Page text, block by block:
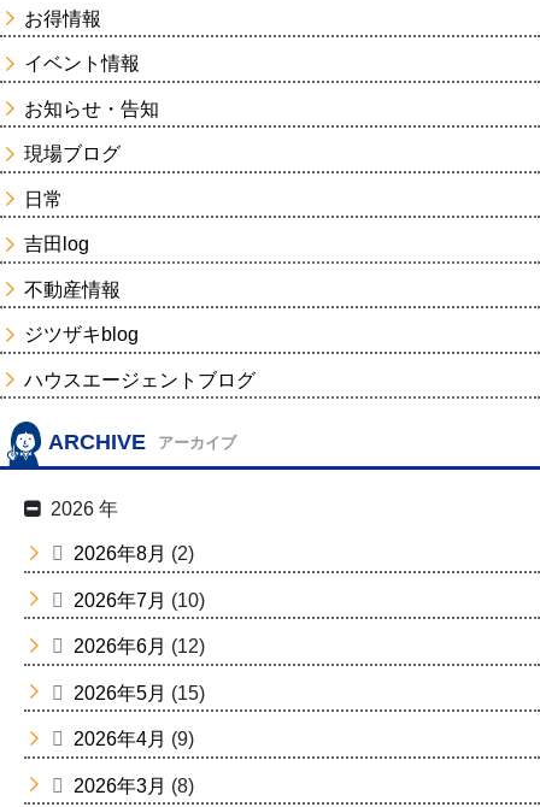
お得情報
イベント情報
お知らせ・告知
現場ブログ
日常
吉田log
不動産情報
ジツザキblog
ハウスエージェントブログ
ARCHIVE アーカイブ
2026 年
2026年8月 (2)
2026年7月 (10)
2026年6月 (12)
2026年5月 (15)
2026年4月 (9)
2026年3月 (8)